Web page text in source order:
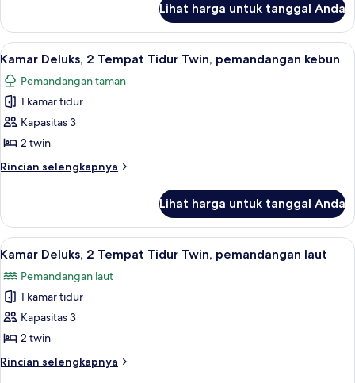
Double,
pemandangan
kebun
Kamar
Deluks,
1
Tempat
Tidur
Double,
pemandangan
kebun
Lihat harga untuk tanggal Anda
Lihat
semua
foto
untuk
Kamar
Deluks,
2
Tempat
Twin,
pemandangan
kebun
Minibar, brankas, setrika/meja
10
Kamar Deluks, 2 Tempat Tidur Twin, pemandangan kebun
Pemandangan taman
1 kamar tidur
Kapasitas 3
2 twin
Rincian selengkapnya
Rincian
Kamar
Deluks,
2
Tidur
Twin,
pemandangan
kebun
Lihat harga untuk tanggal Anda
Lihat
semua
foto
untuk
Kamar
Deluks,
2
Tempat
Minibar, brankas, setrika/meja
9
Kamar Deluks, 2 Tempat Tidur Twin, pemandangan laut
Pemandangan laut
1 kamar tidur
Kapasitas 3
2 twin
Rincian selengkapnya
Rincian